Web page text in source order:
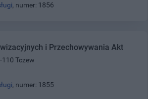
, numer: 1856
i Przechowywania Akt
Tczew
, numer: 1855